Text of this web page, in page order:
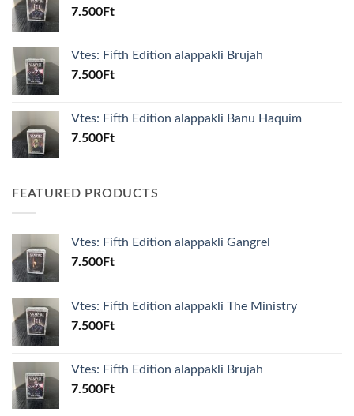
7.500Ft
Vtes: Fifth Edition alappakli Brujah
7.500Ft
Vtes: Fifth Edition alappakli Banu Haquim
7.500Ft
FEATURED PRODUCTS
Vtes: Fifth Edition alappakli Gangrel
7.500Ft
Vtes: Fifth Edition alappakli The Ministry
7.500Ft
Vtes: Fifth Edition alappakli Brujah
7.500Ft